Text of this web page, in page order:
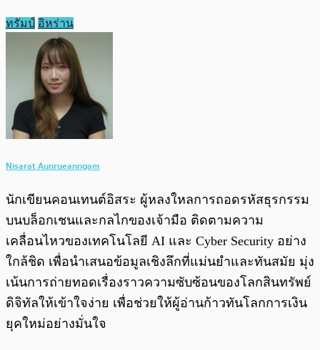
ทรัมป์ อิหร่าน
Nisarat Aunrueanngam
นักเขียนคอนเทนต์อิสระ ผู้หลงใหลการถอดรหัสธุรกรรม
บนบล็อกเชนและกลไกของเจ้ามือ ติดตามความ
เคลื่อนไหวของเทคโนโลยี AI และ Cyber Security อย่าง
ใกล้ชิด เพื่อนำเสนอข้อมูลเชิงลึกที่แม่นยำและทันสมัย มุ่ง
เน้นการถ่ายทอดเรื่องราวความซับซ้อนของโลกสินทรัพย์
ดิจิทัลให้เข้าใจง่าย เพื่อช่วยให้ผู้อ่านก้าวทันโลกการเงิน
ยุคใหม่อย่างมั่นใจ